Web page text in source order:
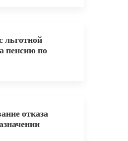
льготной
пенсию по
отказа